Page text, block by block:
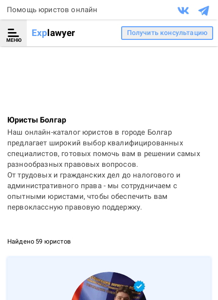
Помощь юристов онлайн
МЕНЮ
Explawyer Получить консультацию
Юристы Болгар
Наш онлайн-каталог юристов в городе Болгар
предлагает широкий выбор квалифицированных
специалистов, готовых помочь вам в решении самых
разнообразных правовых вопросов.
От трудовых и гражданских дел до налогового и
административного права - мы сотрудничаем с
опытными юристами, чтобы обеспечить вам
первоклассную правовую поддержку.
Найдено 59 юристов